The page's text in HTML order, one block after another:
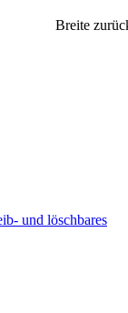
Breite
und löschbares